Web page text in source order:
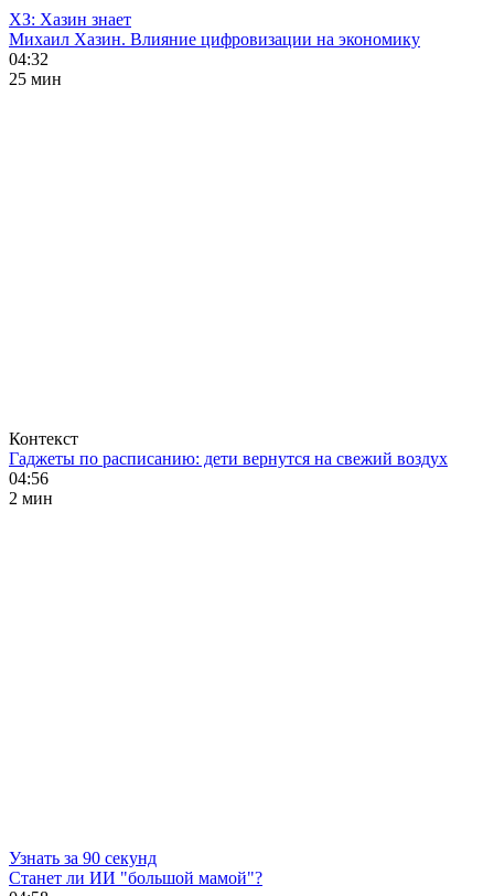
ХЗ: Хазин знает
Михаил Хазин. Влияние цифровизации на экономику
04:32
25 мин
Контекст
Гаджеты по расписанию: дети вернутся на свежий воздух
04:56
2 мин
Узнать за 90 секунд
Станет ли ИИ "большой мамой"?